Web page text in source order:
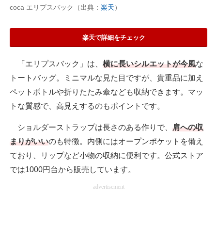
coca エリプスバック（出典： 楽天）
楽天で詳細をチェック
「エリプスバック」は、 横に長いシルエットが今風な
トートバッグ。ミニマルな見た目ですが、貴重品に加え
ペットボトルや折りたたみ傘なども収納できます。マッ
トな質感で、高見えするのもポイントです。
ショルダーストラップは長さのある作りで、 肩への収
まりがいいのも特徴。内側にはオープンポケットを備え
ており、リップなど小物の収納に便利です。公式ストア
では1000円台から販売しています。
advertisement